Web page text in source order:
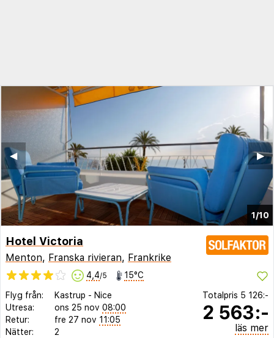
1/10
▶︎
◀︎
Hotel Victoria
Menton, Franska rivieran, Frankrike
4,4/5 15°C
Flyg från: Kastrup - Nice
Utresa:
ons 25 nov 08:00
Retur:
fre 27 nov 11:05
Nätter:
2
Totalpris 5 126:-
2 563:-
läs mer